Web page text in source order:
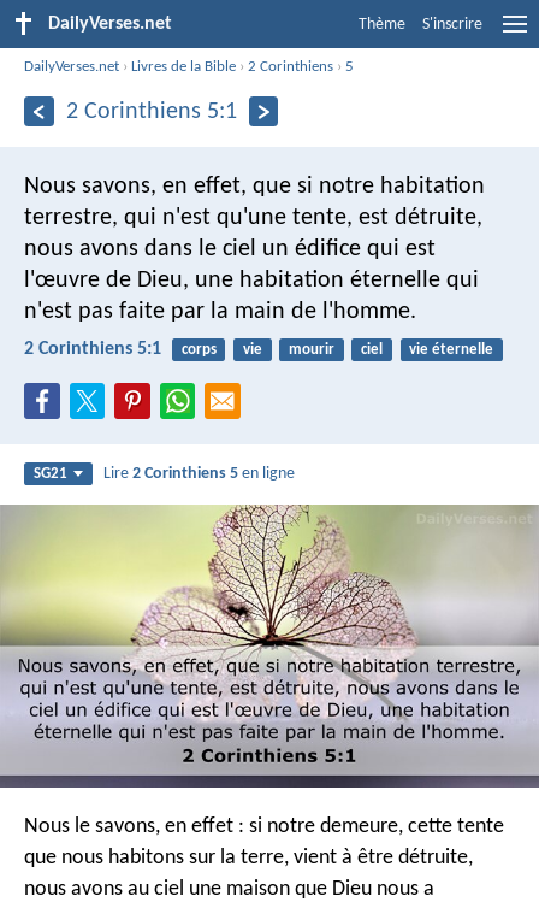
DailyVerses.net Thème S'inscrire
DailyVerses.net ›Livres de la Bible ›2 Corinthiens ›5
2 Corinthiens 5:1
Nous savons, en effet, que si notre habitation
terrestre, qui n'est qu'une tente, est détruite,
nous avons dans le ciel un édifice qui est
l'œuvre de Dieu, une habitation éternelle qui
n'est pas faite par la main de l'homme.
2 Corinthiens 5:1 corps vie mourir ciel vie éternelle
SG21 Lire2 Corinthiens 5 en ligne
Nous le savons, en effet : si notre demeure, cette tente
que nous habitons sur la terre, vient à être détruite,
nous avons au ciel une maison que Dieu nous a